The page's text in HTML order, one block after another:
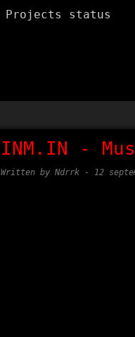
Projects status
INM.IN -
Written by Ndrrk - 12